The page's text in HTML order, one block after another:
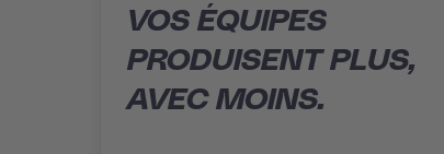
VOS ÉQUIPES
PRODUISENT PLUS,
AVEC MOINS.